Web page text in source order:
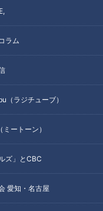
ラム
（ラジチューブ）
ートーン）
ズ」とCBC
愛知・名古屋
たへのおすすめ
三田が
ルメ＆
きるまで孤立…“
作った集落「